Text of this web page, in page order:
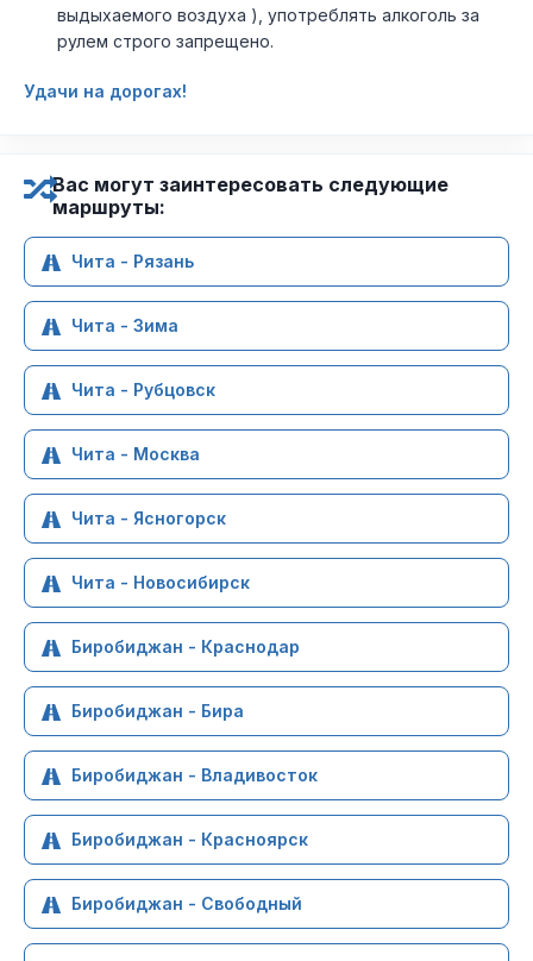
выдыхаемого воздуха ), употреблять алкоголь за
рулем строго запрещено.
Удачи на дорогах!
Вас могут заинтересовать следующие
маршруты:
Чита - Рязань
Чита - Зима
Чита - Рубцовск
Чита - Москва
Чита - Ясногорск
Чита - Новосибирск
Биробиджан - Краснодар
Биробиджан - Бира
Биробиджан - Владивосток
Биробиджан - Красноярск
Биробиджан - Свободный